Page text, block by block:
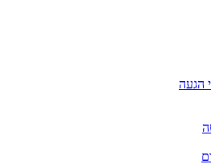
הגעה